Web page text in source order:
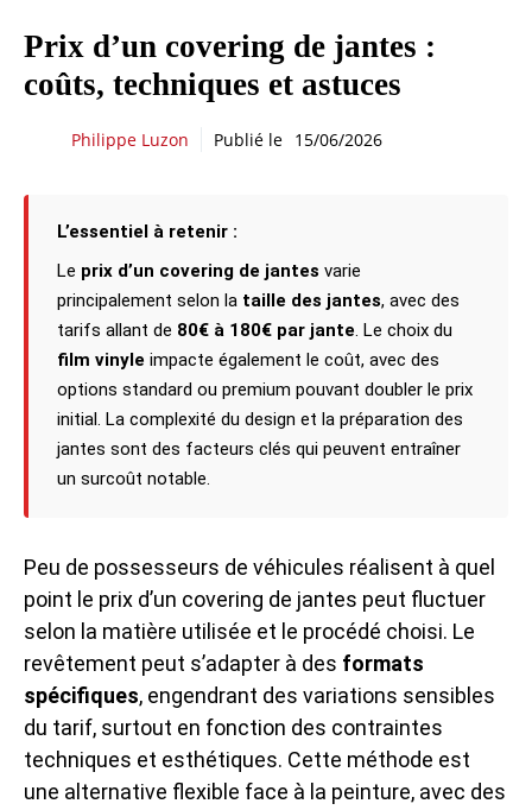
Prix d’un covering de jantes :
coûts, techniques et astuces
Philippe Luzon Publié le 15/06/2026
L’essentiel à retenir :
Le prix d’un covering de jantes varie
principalement selon la taille des jantes, avec des
tarifs allant de 80€ à 180€ par jante. Le choix du
film vinyle impacte également le coût, avec des
options standard ou premium pouvant doubler le prix
initial. La complexité du design et la préparation des
jantes sont des facteurs clés qui peuvent entraîner
un surcoût notable.
Peu de possesseurs de véhicules réalisent à quel
point le prix d’un covering de jantes peut fluctuer
selon la matière utilisée et le procédé choisi. Le
revêtement peut s’adapter à des formats
spécifiques, engendrant des variations sensibles
du tarif, surtout en fonction des contraintes
techniques et esthétiques. Cette méthode est
une alternative flexible face à la peinture, avec des